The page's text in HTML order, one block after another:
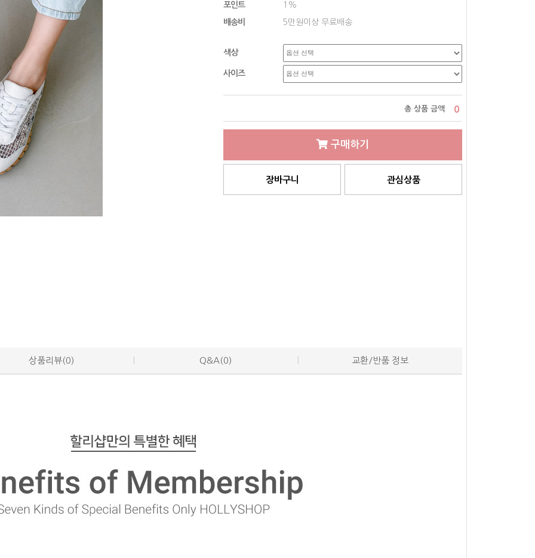
포인트 1%
배송비 5만원이상 무료배송
색상
사이즈
총 상품 금액 0
구매하기
장바구니 관심상품
상품리뷰(0) Q&A(0) 교환/반품 정보